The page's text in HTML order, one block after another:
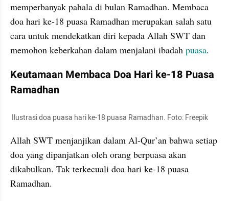
memperbanyak pahala di bulan Ramadhan. Membaca
doa hari ke-18 puasa Ramadhan merupakan salah satu
cara untuk mendekatkan diri kepada Allah SWT dan
memohon keberkahan dalam menjalani ibadah puasa.
Keutamaan Membaca Doa Hari ke-18 Puasa
Ramadhan
Ilustrasi doa puasa hari ke-18 puasa Ramadhan. Foto: Freepik
Allah SWT menjanjikan dalam Al-Qur’an bahwa setiap
doa yang dipanjatkan oleh orang berpuasa akan
dikabulkan. Tak terkecuali doa hari ke-18 puasa
Ramadhan.